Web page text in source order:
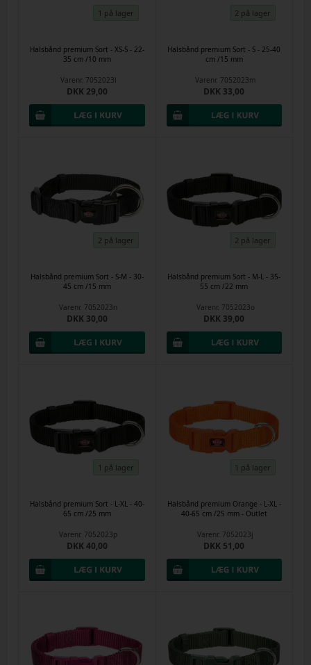
1 på lager
Halsbånd premium Sort - XS-S - 22-
35 cm /10 mm
Varenr. 7052023l
DKK 29,00
2 på lager
Halsbånd premium Sort - S - 25-40
cm /15 mm
Varenr. 7052023m
DKK 33,00
2 på lager
Halsbånd premium Sort - S-M - 30-
45 cm /15 mm
Varenr. 7052023n
DKK 30,00
2 på lager
Halsbånd premium Sort - M-L - 35-
55 cm /22 mm
Varenr. 7052023o
DKK 39,00
1 på lager
Halsbånd premium Sort - L-XL - 40-
65 cm /25 mm
Varenr. 7052023p
DKK 40,00
1 på lager
Halsbånd premium Orange - L-XL -
40-65 cm /25 mm - Outlet
Varenr. 7052023j
DKK 51,00